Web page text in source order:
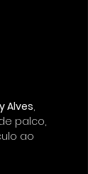
Alves,
palco,
ao